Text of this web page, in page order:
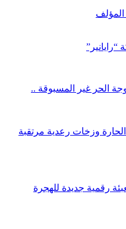
المؤلف
الحر غير المسبوقة ..
وزخات رعدية مرتقبة
رقمية جديدة للهجرة